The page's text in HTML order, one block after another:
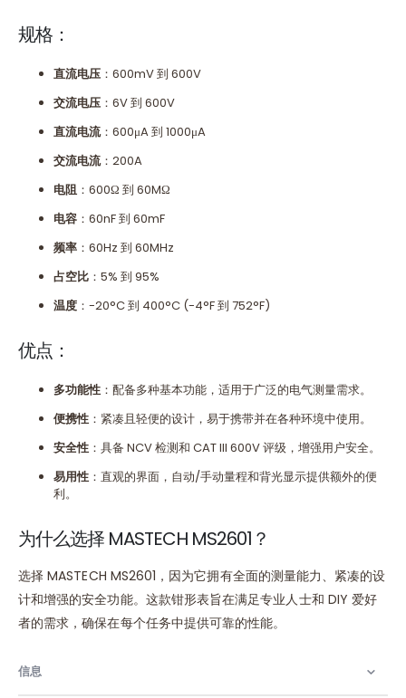
规格：
直流电压：600mV 到 600V
交流电压：6V 到 600V
直流电流：600μA 到 1000μA
交流电流：200A
电阻：600Ω 到 60MΩ
电容：60nF 到 60mF
频率：60Hz 到 60MHz
占空比：5% 到 95%
温度：-20°C 到 400°C (-4°F 到 752°F)
优点：
多功能性：配备多种基本功能，适用于广泛的电气测量需求。
便携性：紧凑且轻便的设计，易于携带并在各种环境中使用。
安全性：具备 NCV 检测和 CAT III 600V 评级，增强用户安全。
易用性：直观的界面，自动/手动量程和背光显示提供额外的便
利。
为什么选择 MASTECH MS2601？
选择 MASTECH MS2601，因为它拥有全面的测量能力、紧凑的设
计和增强的安全功能。这款钳形表旨在满足专业人士和 DIY 爱好
者的需求，确保在每个任务中提供可靠的性能。
信息